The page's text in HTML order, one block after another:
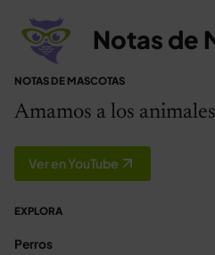
Notas de
NOTAS DE MASCOTAS
Amamos a los
Ver en YouTube
EXPLORA
Perros